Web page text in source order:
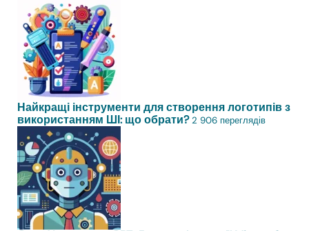
Найкращі інструменти для створення логотипів з
використанням ШІ: що обрати? 2 906 переглядів